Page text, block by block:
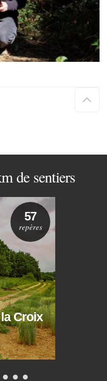
de
de sentiers
Croix
57
repères